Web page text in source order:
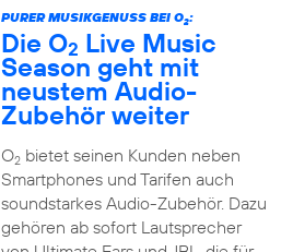
PURER MUSIKGENUSS BEI O2:
Die O2 Live Music
Season geht mit
neustem Audio-
Zubehör weiter
O2bietet seinen Kunden neben
Smartphones und Tarifen auch
soundstarkes Audio-Zubehör. Dazu
gehören ab sofort Lautsprecher